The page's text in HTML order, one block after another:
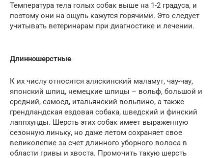
Температура тела голых собак выше на 1-2 градуса, и
поэтому они на ощупь кажутся горячими. Это следует
учитывать ветеринарам при диагностике и лечении.
Длинношерстные
К их числу относятся аляскинский маламут, чау-чау,
японский шпиц, немецкие шпицы – вольф, большой и
средний, самоед, итальянский вольпино, а также
грендландская ездовая собака, шведский и финский
лаппхунды. Шерсть этих собак имеет выраженную
сезонную линьку, но даже летом сохраняет свое
великолепие за счет длинного уборного волоса в
области гривы и хвоста. Промочить такую шерсть